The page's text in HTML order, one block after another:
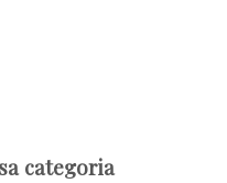
categoria